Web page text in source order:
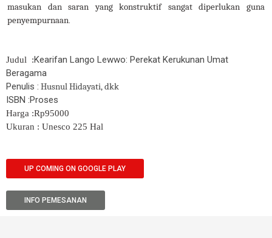
masukan dan saran yang konstruktif sangat diperlukan guna
penyempurnaan.
Judul :Kearifan Lango Lewwo: Perekat Kerukunan Umat
Beragama
Penulis : Husnul Hidayati, dkk
ISBN :Proses
Harga :Rp95000
Ukuran : Unesco 225 Hal
UP COMING ON GOOGLE PLAY
INFO PEMESANAN